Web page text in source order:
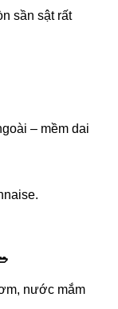
sần sật rất
– mềm dai
nước mắm